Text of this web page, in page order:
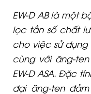
EW-D AB là một
lọc tần số chất
cho việc sử dụng
cùng với ăng-
EW-D ASA. Đặc
đại ăng-ten